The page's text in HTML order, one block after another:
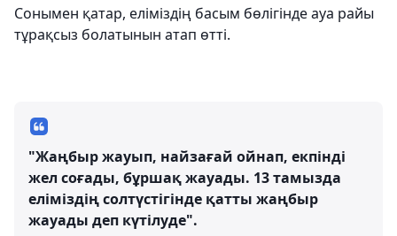
Сонымен қатар, еліміздің басым бөлігінде ауа райы
тұрақсыз болатынын атап өтті.
"Жаңбыр жауып, найзағай ойнап, екпінді
жел соғады, бұршақ жауады. 13 тамызда
еліміздің солтүстігінде қатты жаңбыр
жауады деп күтілуде".